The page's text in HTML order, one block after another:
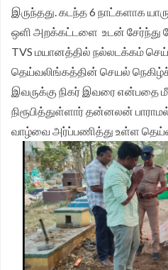
இருந்தது. கடந்த 6 நாட்களாக
ஒளி அறக்கட்டளை உடன் சேர்ந்து
TVS மயானத்தில் நல்லடக்கம்
தெய்வலிங்கத்தின் செயல்
இவருக்கு நிகர் இவரை என்பதை
நிரூபித்துள்ளார் தன்னலன்
வாழ்வை அர்ப்பணித்து உள்ள